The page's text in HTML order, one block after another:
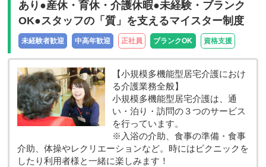
あり●産休・育休・介護休暇●未経験・ブランク
OK●スタッフの「質」を支えるマイスター制度
未経験者歓迎 中高年歓迎 正社員 ブランクOK 資格支援
【小規模多機能型居宅介護におけ
る介護業務全般】
小規模多機能型居宅介護は、通
い・泊り・訪問の３つのサービス
を行っています。
※入浴の介助、食事の準備・食事
介助、体操やレクリエーションなど。時にはピクニックを
したり利用者様と一緒に楽しみます！